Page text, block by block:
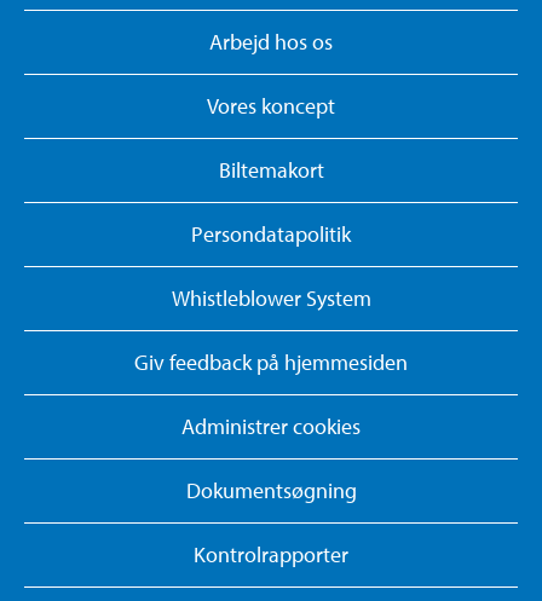
Arbejd hos os
Vores koncept
Biltemakort
Persondatapolitik
Whistleblower System
Giv feedback på hjemmesiden
Administrer cookies
Dokumentsøgning
Kontrolrapporter